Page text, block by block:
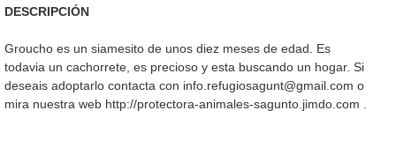
DESCRIPCIÓN
Groucho es un siamesito de unos diez meses de edad. Es
todavia un cachorrete, es precioso y esta buscando un hogar. Si
deseais adoptarlo contacta con info.refugiosagunt@gmail.com o
mira nuestra web http://protectora-animales-sagunto.jimdo.com .